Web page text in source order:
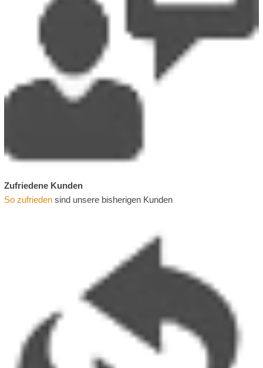
Zufriedene Kunden
So zufrieden sind unsere bisherigen Kunden